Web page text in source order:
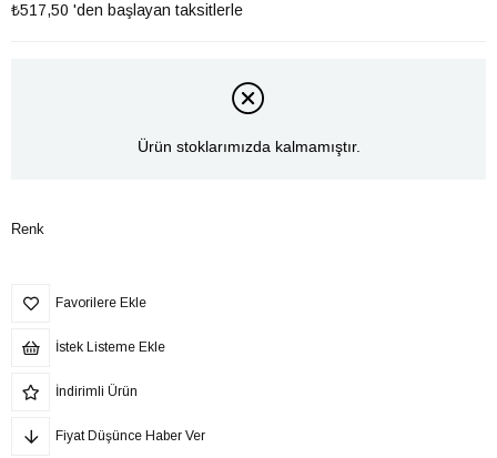
₺517,50 'den başlayan taksitlerle
Ürün stoklarımızda kalmamıştır.
Renk
Favorilere Ekle
İstek Listeme Ekle
İndirimli Ürün
Fiyat Düşünce Haber Ver